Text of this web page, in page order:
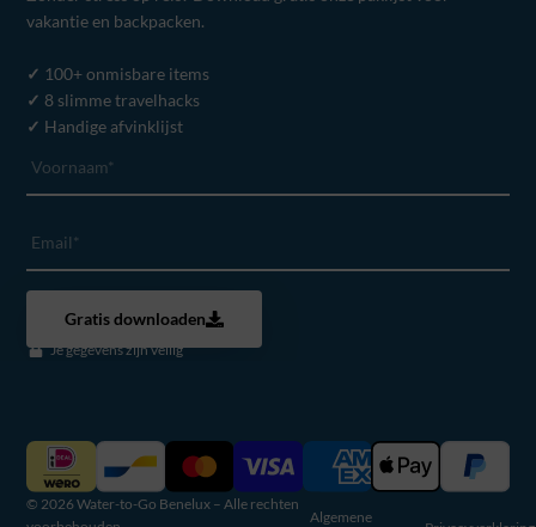
vakantie en backpacken.
✓ 100+ onmisbare items
✓ 8 slimme travelhacks
✓ Handige afvinklijst
Gratis downloaden
Je gegevens zijn veilig
© 2026 Water-to-Go Benelux – Alle rechten
Algemene